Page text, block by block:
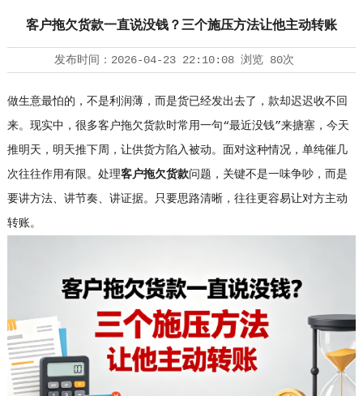
客户拖欠货款一直说没钱？三个施压方法让他主动转账
发布时间： 2026-04-23 22:10:08浏览 80次
做生意最怕的，不是利润薄，而是货已经发出去了，款却迟迟收不回
来。现实中，很多客户拖欠货款时常用一句“最近没钱”来搪塞，今天
推明天，明天推下周，让供货方陷入被动。面对这种情况，单纯催几
次往往作用有限。处理客户拖欠货款问题，关键不是一味争吵，而是
要讲方法、讲节奏、讲证据。只要思路清晰，往往更容易让对方主动
转账。